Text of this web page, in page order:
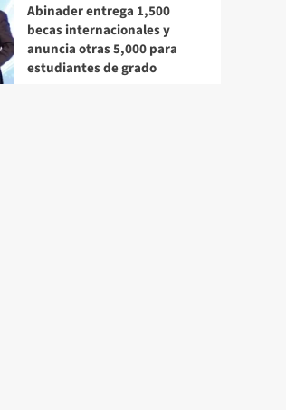
Abinader entrega 1,500
becas internacionales y
anuncia otras 5,000 para
estudiantes de grado